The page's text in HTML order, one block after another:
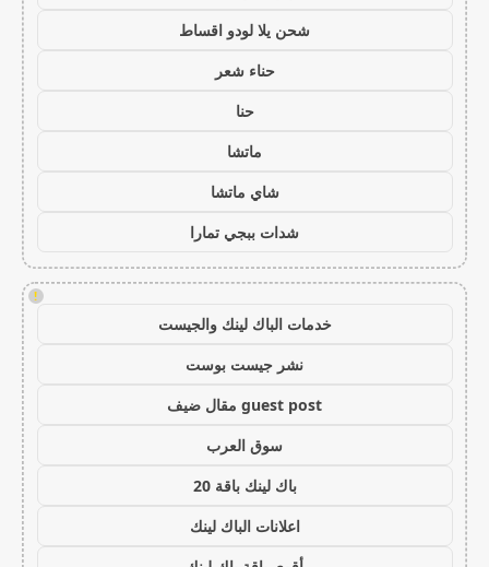
شحن يلا لودو اقساط
حناء شعر
حنا
ماتشا
شاي ماتشا
شدات ببجي تمارا
!
خدمات الباك لينك والجيست
نشر جيست بوست
guest post مقال ضيف
سوق العرب
باك لينك باقة 20
اعلانات الباك لينك